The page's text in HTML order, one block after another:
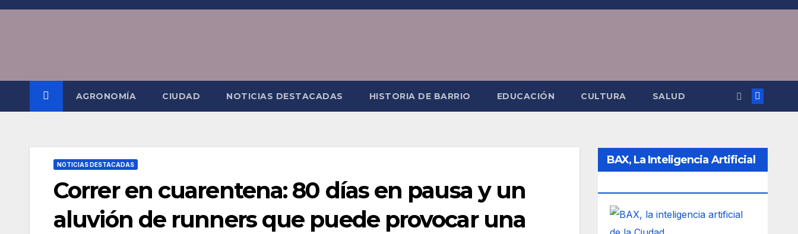
Saltar
AGRONOMÍA CIUDAD NOTICIAS DESTACADAS HISTORIA DE BARRIO EDUCACIÓN CULTURA SALUD
NOTICIAS DESTACADAS
Correr en cuarentena: 80 días en pausa y un
aluvión de runners que puede provocar una
BAX, La Inteligencia Artificial